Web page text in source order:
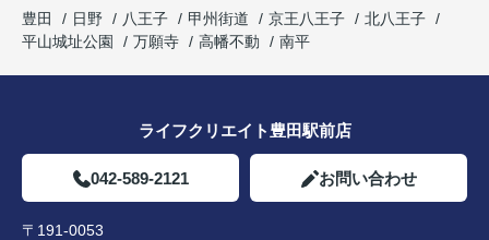
豊田
日野 八王子 甲州街道 京王八王子
北八王子
平山城址公園
万願寺 高幡不動 南平
ライフクリエイト豊田駅前店
042-589-2121 お問い合わせ
〒191-0053